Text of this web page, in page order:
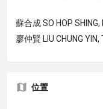
蘇合成 SO HOP SHING,
廖仲賢 LIU CHUNG YIN,
位置